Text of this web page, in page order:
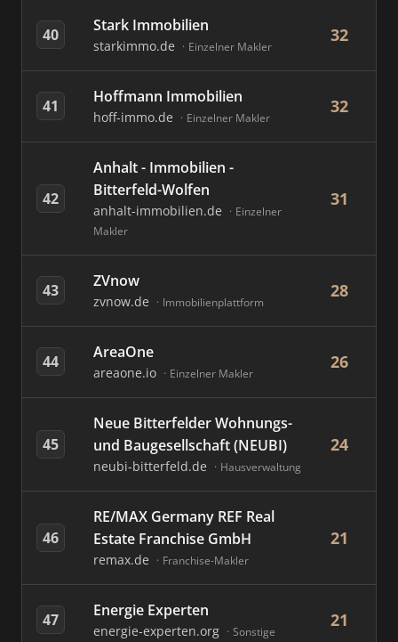
40 Stark Immobilien
starkimmo.de Einzelner Makler
32
41 Hoffmann Immobilien
hoff-immo.de Einzelner Makler
32
42
Anhalt - Immobilien -
Bitterfeld-Wolfen
anhalt-immobilien.de
Einzelner
Makler
31
43 ZVnow
zvnow.de Immobilienplattform
28
44 AreaOne
areaone.io Einzelner Makler
26
45
Neue Bitterfelder Wohnungs-
und Baugesellschaft (NEUBI)
neubi-bitterfeld.de Hausverwaltung
24
46
RE/MAX Germany REF Real
Estate Franchise GmbH
remax.de Franchise-Makler
21
47 Energie Experten
energie-experten.org Sonstige
21